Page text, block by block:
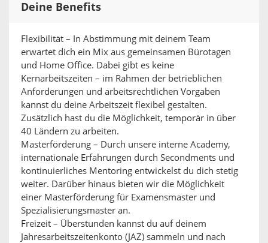
Deine Benefits
Flexibilität – In Abstimmung mit deinem Team
erwartet dich ein Mix aus gemeinsamen Bürotagen
und Home Office. Dabei gibt es keine
Kernarbeitszeiten – im Rahmen der betrieblichen
Anforderungen und arbeitsrechtlichen Vorgaben
kannst du deine Arbeitszeit flexibel gestalten.
Zusätzlich hast du die Möglichkeit, temporär in über
40 Ländern zu arbeiten.
Masterförderung – Durch unsere interne Academy,
internationale Erfahrungen durch Secondments und
kontinuierliches Mentoring entwickelst du dich stetig
weiter. Darüber hinaus bieten wir die Möglichkeit
einer Masterförderung für Examensmaster und
Spezialisierungsmaster an.
Freizeit – Überstunden kannst du auf deinem
Jahresarbeitszeitenkonto (JAZ) sammeln und nach